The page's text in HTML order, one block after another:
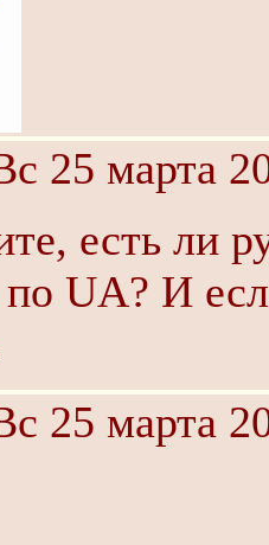
25 марта
есть ли
по UA? И
25 марта